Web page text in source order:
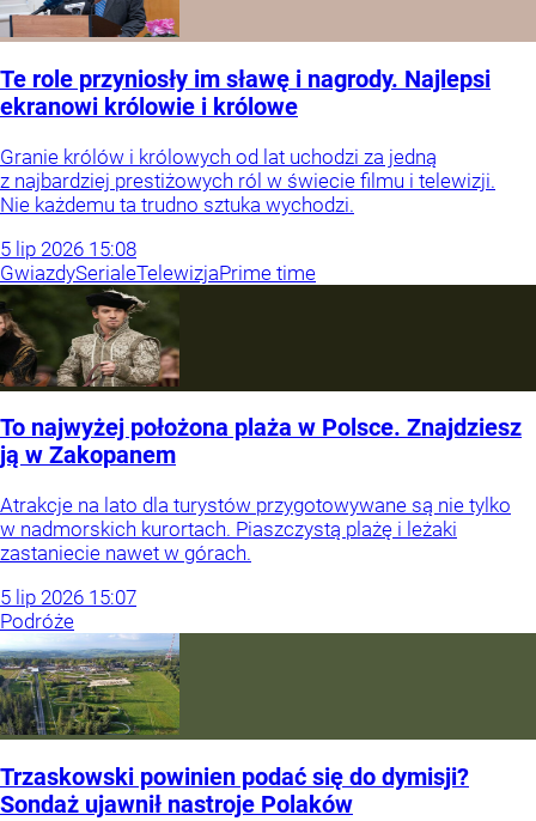
Te role przyniosły im sławę i nagrody. Najlepsi
ekranowi królowie i królowe
Granie królów i królowych od lat uchodzi za jedną
z najbardziej prestiżowych ról w świecie filmu i telewizji.
Nie każdemu ta trudno sztuka wychodzi.
5 lip 2026 15:08
GwiazdySerialeTelewizjaPrime time
To najwyżej położona plaża w Polsce. Znajdziesz
ją w Zakopanem
Atrakcje na lato dla turystów przygotowywane są nie tylko
w nadmorskich kurortach. Piaszczystą plażę i leżaki
zastaniecie nawet w górach.
5 lip 2026 15:07
Podróże
Trzaskowski powinien podać się do dymisji?
Sondaż ujawnił nastroje Polaków